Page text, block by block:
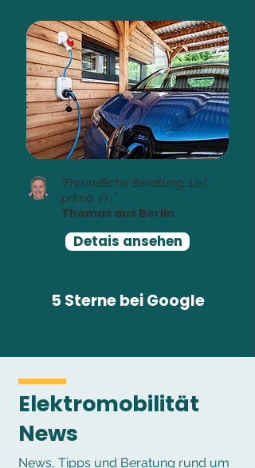
"Freundliche Beratung. Lief
prima 👍 ."
Thomas aus Berlin
Detais ansehen
5 Sterne bei Google
Elektromobilität
News
News, Tipps und Beratung rund um